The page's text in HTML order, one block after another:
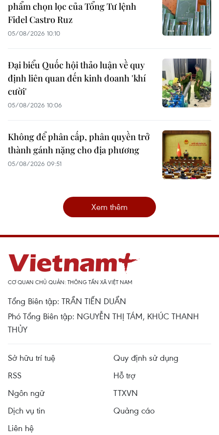
phẩm chọn lọc của Tổng Tư lệnh
Fidel Castro Ruz
05/08/2026 10:10
Đại biểu Quốc hội thảo luận về quy
định liên quan đến kinh doanh 'khí
cười'
05/08/2026 10:06
Không để phân cấp, phân quyền trở
thành gánh nặng cho địa phương
05/08/2026 09:51
Xem thêm
CƠ QUAN CHỦ QUẢN: THÔNG TẤN XÃ VIỆT NAM
Tổng Biên tập: TRẦN TIẾN DUẨN
Phó Tổng Biên tập: NGUYỄN THỊ TÁM, KHÚC THANH
THỦY
Sở hữu trí tuệ
Quy định sử dụng
RSS
Hỗ trợ
Ngôn ngữ
TTXVN
Dịch vụ tin
Quảng cáo
Liên hệ